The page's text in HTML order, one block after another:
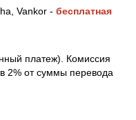
Vankor - бесплатная
платеж). Комиссия
2% от суммы перевода